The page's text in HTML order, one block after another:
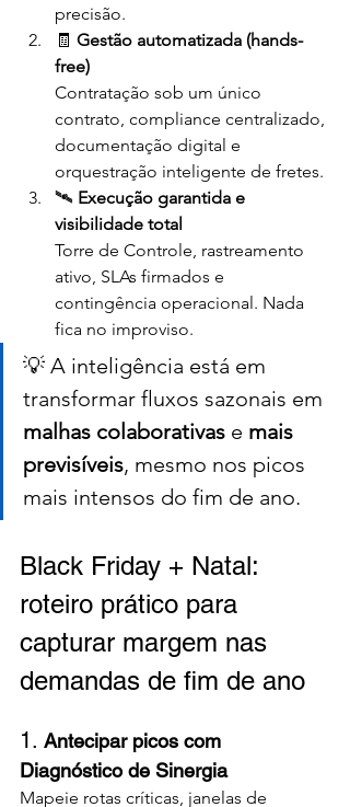
precisão.
🧾 Gestão automatizada (hands-
free)
Contratação sob um único
contrato, compliance centralizado,
documentação digital e
orquestração inteligente de fretes.
🛰️ Execução garantida e
visibilidade total
Torre de Controle, rastreamento
ativo, SLAs firmados e
contingência operacional. Nada
fica no improviso.
💡 A inteligência está em
transformar fluxos sazonais em
malhas colaborativas e mais
previsíveis, mesmo nos picos
mais intensos do fim de ano.
Black Friday + Natal:
roteiro prático para
capturar margem nas
demandas de fim de ano
1. Antecipar picos com
Diagnóstico de Sinergia
Mapeie rotas críticas, janelas de